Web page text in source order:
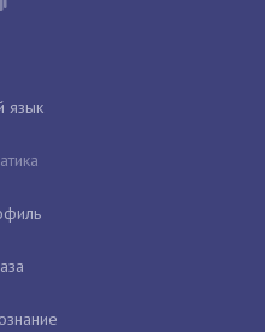
язык